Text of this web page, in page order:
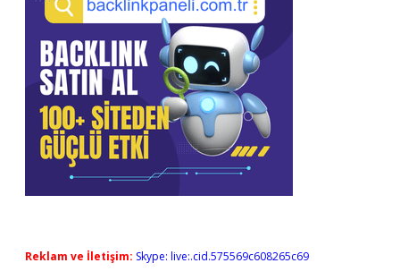
Reklam ve İletişim: Skype: live:.cid.575569c608265c69